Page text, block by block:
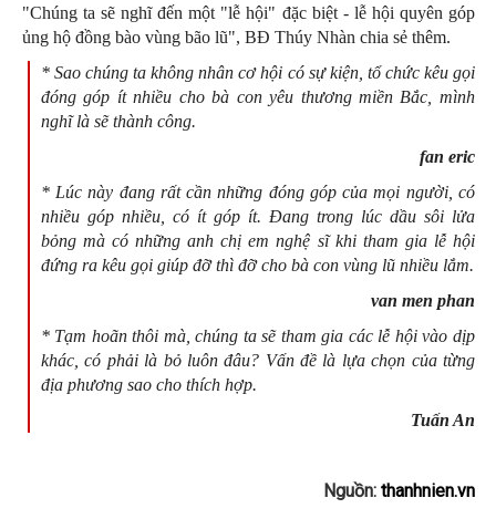
"Chúng ta sẽ nghĩ đến một "lễ hội" đặc biệt - lễ hội quyên góp
ủng hộ đồng bào vùng bão lũ", BĐ Thúy Nhàn chia sẻ thêm.
* Sao chúng ta không nhân cơ hội có sự kiện, tổ chức kêu gọi
đóng góp ít nhiều cho bà con yêu thương miền Bắc, mình
nghĩ là sẽ thành công.
fan eric
* Lúc này đang rất cần những đóng góp của mọi người, có
nhiều góp nhiều, có ít góp ít. Đang trong lúc dầu sôi lửa
bỏng mà có những anh chị em nghệ sĩ khi tham gia lễ hội
đứng ra kêu gọi giúp đỡ thì đỡ cho bà con vùng lũ nhiều lắm.
van men phan
* Tạm hoãn thôi mà, chúng ta sẽ tham gia các lễ hội vào dịp
khác, có phải là bỏ luôn đâu? Vấn đề là lựa chọn của từng
địa phương sao cho thích hợp.
Tuấn An
Nguồn: thanhnien.vn